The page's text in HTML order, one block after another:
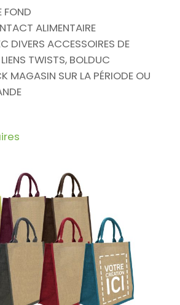
FOND
ALIMENTAIRE
DIVERS ACCESSOIRES DE
LIENS TWISTS, BOLDUC
MAGASIN SUR LA PÉRIODE OU